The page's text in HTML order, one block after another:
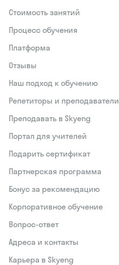
Стоимость занятий
Процесс обучения
Платформа
Отзывы
Наш подход к обучению
Репетиторы и преподаватели
Преподавать в Skyeng
Портал для учителей
Подарить сертификат
Партнерская программа
Бонус за рекомендацию
Корпоративное обучение
Вопрос-ответ
Адреса и контакты
Карьера в Skyeng